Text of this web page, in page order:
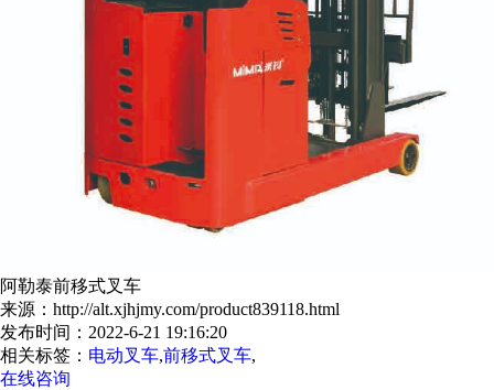
阿勒泰前移式叉车
来源：http://alt.xjhjmy.com/product839118.html
发布时间：2022-6-21 19:16:20
相关标签： 电动叉车,前移式叉车,
在线咨询